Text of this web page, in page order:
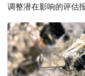
调整潜在影响的评估